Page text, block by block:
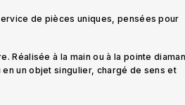
de pièces uniques, pensées pour
Réalisée à la main ou à la pointe
un objet singulier, chargé de sens et